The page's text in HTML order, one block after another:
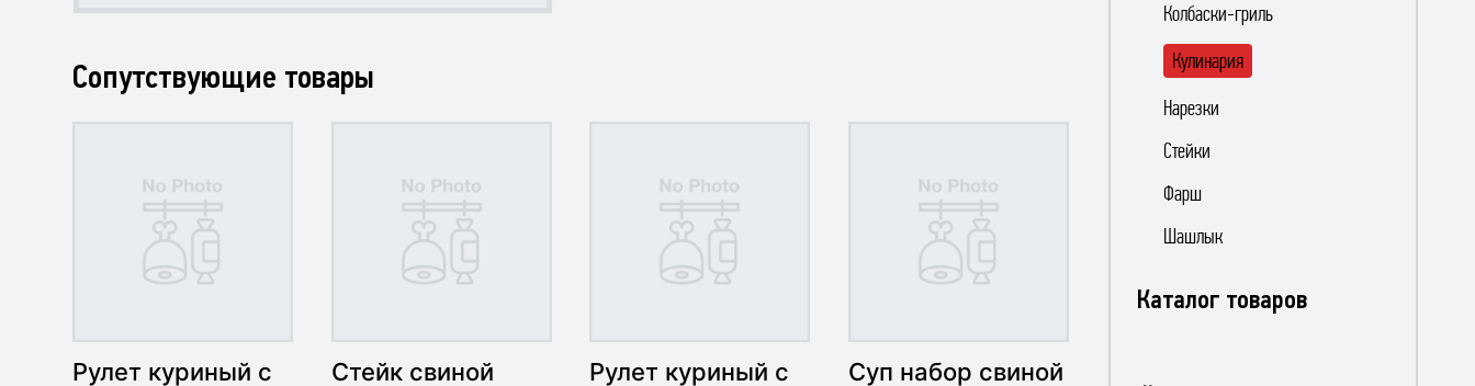
Сопутствующие товары
Рулет куриный с
Стейк свиной
Рулет куриный с
Суп набор свиной
Колбаски-гриль
Кулинария
Нарезки
Стейки
Фарш
Шашлык
Каталог товаров